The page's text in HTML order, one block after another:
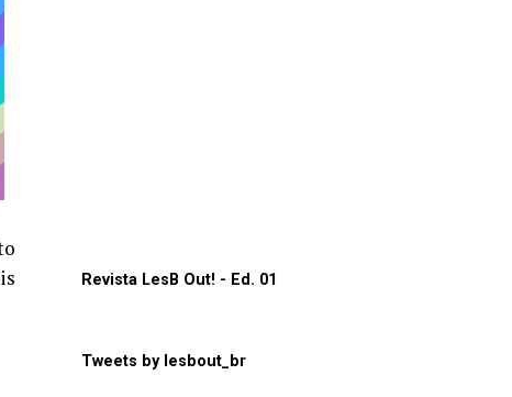
Revista LesB Out! - Ed. 01
Tweets by lesbout_br